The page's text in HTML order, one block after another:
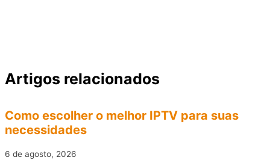
Artigos relacionados
Como escolher o melhor IPTV para suas
necessidades
6 de agosto, 2026